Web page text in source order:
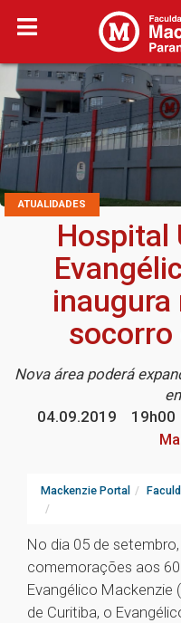
ATUALIDADES
Hospital
socorro
Nova área poderá
04.09.2019
19h00
Mackenzie Portal
No dia 05 de
comemorações aos
Evangélico Mackenzie
de Curitiba, o